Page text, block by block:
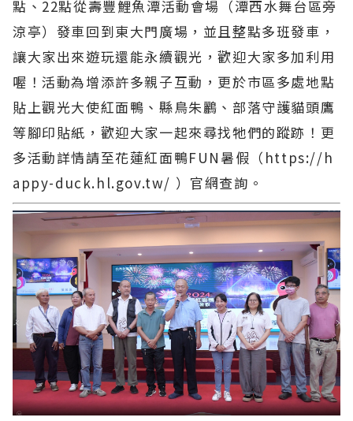
點、22點從壽豐鯉魚潭活動會場（潭西水舞台區旁
涼亭）發車回到東大門廣場，並且整點多班發車，
讓大家出來遊玩還能永續觀光，歡迎大家多加利用
喔！活動為增添許多親子互動，更於市區多處地點
貼上觀光大使紅面鴨、縣鳥朱鸝、部落守護貓頭鷹
等腳印貼紙，歡迎大家一起來尋找牠們的蹤跡！更
多活動詳情請至花蓮紅面鴨FUN暑假（https://h
appy-duck.hl.gov.tw/ ）官網查詢。